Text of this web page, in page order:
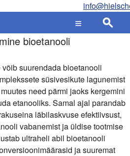
bioetanooli
suurendada bioetanooli
süsivesikute lagunemist
need pärmi jaoks kergemini
etanooliks. Samal ajal parandab
läbilaskvuse efektiivsust,
vabanemist ja üldise tootmise
ultraheli abil bioetanooli
ja suuremat